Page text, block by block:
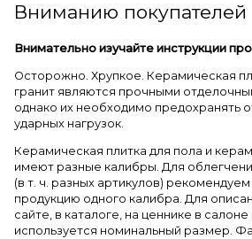
Вниманию покупателей
Внимательно изучайте инструкции
Осторожно. Хрупкое. Керамическая
гранит являются прочными
однако их необходимо предохранять
ударных нагрузок.
Керамическая плитка для пола и
имеют разные калибры. Для
(в т. ч. разных артикулов)
продукцию одного калибра. Для
сайте, в каталоге, на ценнике в
используется номинальный размер.